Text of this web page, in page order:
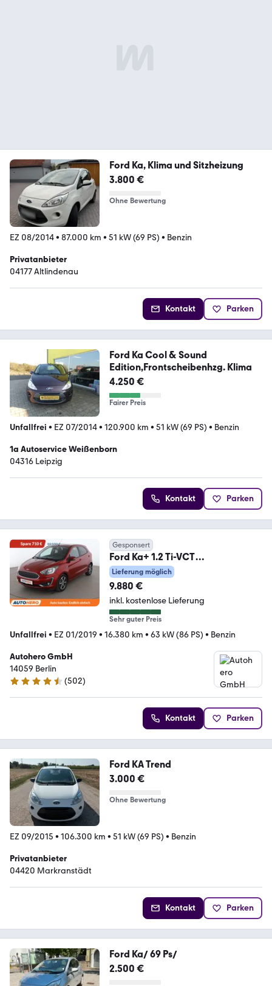
Ford Ka, Klima und Sitzheizung
3.800 €
Ohne Bewertung
EZ 08/2014• 87.000 km • 51 kW (69 PS) • Benzin
Privatanbieter
04177 Altlindenau
Kontakt Parken
Ford Ka Cool & Sound
Edition,Frontscheibenhzg. Klima
4.250 €
Fairer Preis
Unfallfrei • EZ 07/2014• 120.900 km • 51 kW (69 PS) • Benzin
1a Autoservice Weißenborn
04316 Leipzig
Kontakt Parken
Gesponsert
Ford Ka+ 1.2 Ti-VCT
Cool&Connect*LIM*PDC*
Lieferung möglich
9.880 €
inkl. kostenlose Lieferung
Sehr guter Preis
Unfallfrei • EZ 01/2019 • 16.380 km • 63 kW (86 PS) • Benzin
Autohero GmbH
14059 Berlin
4.5 Sterne
(502)
Kontakt Parken
Ford KA Trend
3.000 €
Ohne Bewertung
EZ 09/2015 • 106.300 km • 51 kW (69 PS) • Benzin
Privatanbieter
04420 Markranstädt
Kontakt Parken
Ford Ka/ 69 Ps/
2.500 €